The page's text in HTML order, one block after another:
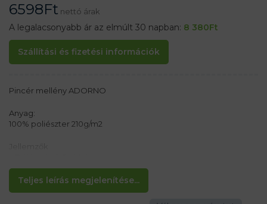
6598Ft nettó árak
A legalacsonyabb ár az elmúlt 30 napban: 8 380Ft
Szállítási és fizetési információk
Teljes leírás megjelenítése...
Pincér mellény ADORNO
Anyag:
100% poliészter 210g/m2
– Rögzítés négy gombbal
– Lebeny-utánzó oldalzsebek
– 40°C-ig mosható